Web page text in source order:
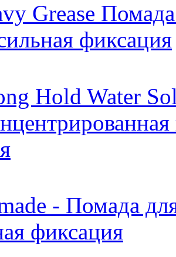
Grease
фиксация
Hold Water
- Помада
фиксация